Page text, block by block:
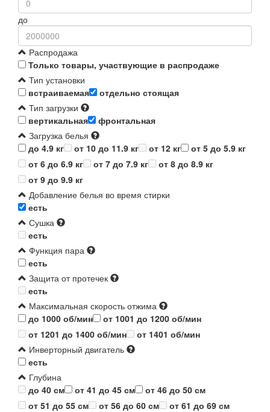
до
Распродажа
Только товары, участвующие в распродаже
Тип установки
встраиваемая
отдельно стоящая
Тип загрузки
вертикальная
фронтальная
Загрузка белья
до 4.9 кг
от 10 до 11.9 кг от 12 кг
от 5 до 5.9 кг
от 6 до 6.9 кг
от 7 до 7.9 кг
от 8 до 8.9 кг
от 9 до 9.9 кг
Добавление белья во время стирки
есть
Сушка
есть
Функция пара
есть
Защита от протечек
есть
Максимальная скорость отжима
до 1000 об/мин
от 1001 до 1200 об/мин
от 1201 до 1400 об/мин
от 1401 об/мин
Инверторный двигатель
есть
Глубина
до 40 см
от 41 до 45 см
от 46 до 50 см
от 51 до 55 см
от 56 до 60 см
от 61 до 69 см